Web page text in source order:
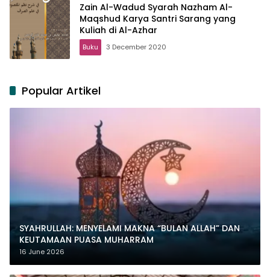
Zain Al-Wadud Syarah Nazham Al-
Maqshud Karya Santri Sarang yang
Kuliah di Al-Azhar
Buku 3 December 2020
Popular Artikel
SYAHRULLAH: MENYELAMI MAKNA “BULAN ALLAH” DAN
KEUTAMAAN PUASA MUHARRAM
16 June 2026